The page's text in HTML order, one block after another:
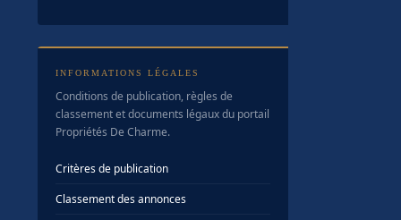
INFORMATIONS LÉGALES
Conditions de publication, règles de
classement et documents légaux du portail
Propriétés De Charme.
Critères de publication
Classement des annonces